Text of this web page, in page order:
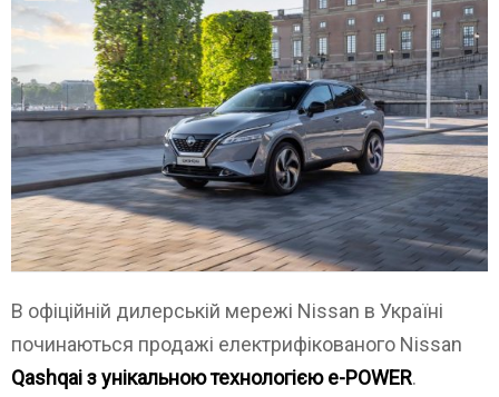
В офіційній дилерській мережі Nissan в Україні
починаються продажі електрифікованого Nissan
Qashqai з унікальною технологією e-POWER.